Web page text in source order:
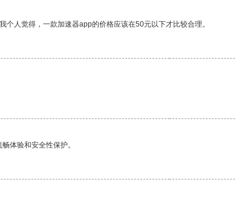
人觉得，一款加速器app的价格应该在50元以下才比较合理。
体验和安全性保护。